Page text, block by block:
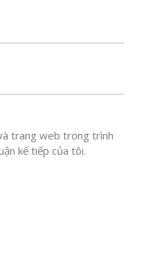
trang web trong trình
kế tiếp của tôi.